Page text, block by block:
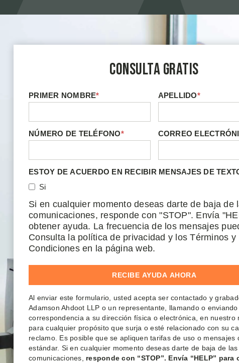
Consulta Gratis
PRIMER NOMBRE* APELLIDO*
NÚMERO DE TELÉFONO* CORREO
ESTOY DE ACUERDO EN RECIBIR MENSAJES DE
Si
Si en cualquier momento deseas darte de baja de
comunicaciones, responde con "STOP". Envía
obtener ayuda. La frecuencia de los mensajes
Consulta la política de privacidad y los Términos y
Condiciones en la página web.
Al enviar este formulario, usted acepta ser contactado y
Adamson Ahdoot LLP o un representante, llamando o enviando
correspondencia a su dirección física o electrónica, en nuestro
para cualquier propósito que surja o esté relacionado con su
reclamo. Es posible que se apliquen tarifas de uso o mensajes
estándar. Si en cualquier momento deseas darte de baja de las
comunicaciones, responde con “STOP”. Envía “HELP” para